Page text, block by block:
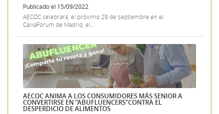
Publicado el 15/09/2022
AECOC celebrará, el próximo 29 de septiembre en el
CaixaForum de Madrid, el...
AECOC ANIMA A LOS CONSUMIDORES MÁS SENIOR A
CONVERTIRSE EN “ABUFLUENCERS”CONTRA EL
DESPERDICIO DE ALIMENTOS